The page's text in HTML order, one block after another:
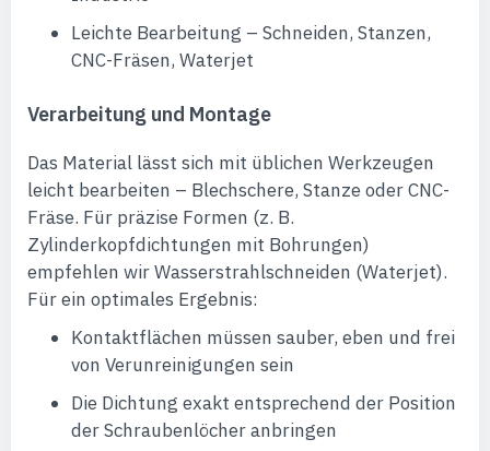
Leichte Bearbeitung – Schneiden, Stanzen,
CNC-Fräsen, Waterjet
Verarbeitung und Montage
Das Material lässt sich mit üblichen Werkzeugen
leicht bearbeiten – Blechschere, Stanze oder CNC-
Fräse. Für präzise Formen (z. B.
Zylinderkopfdichtungen mit Bohrungen)
empfehlen wir Wasserstrahlschneiden (Waterjet).
Für ein optimales Ergebnis:
Kontaktflächen müssen sauber, eben und frei
von Verunreinigungen sein
Die Dichtung exakt entsprechend der Position
der Schraubenlöcher anbringen